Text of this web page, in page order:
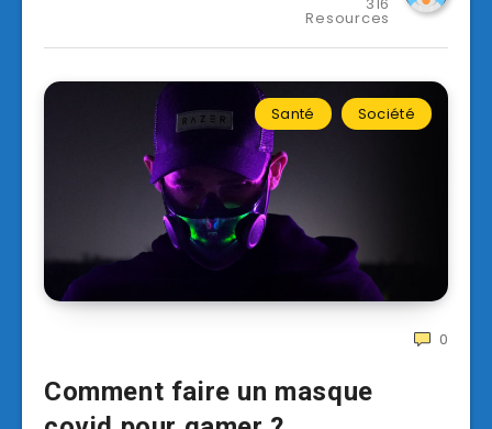
316
Resources
Santé Société
0
Comment faire un masque